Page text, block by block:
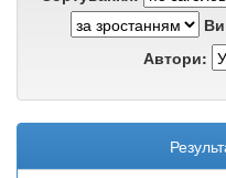
Автори: